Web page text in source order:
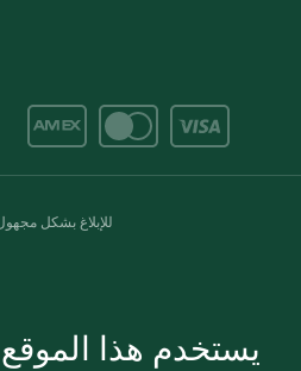
للإبلاغ بشكل
يستخدم هذا